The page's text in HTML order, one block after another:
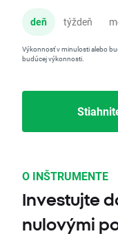
deň týždeň
Výkonnosť v minulosti alebo
budúcej výkonnosti.
O INŠTRUMENTE
Investujte
nulovými